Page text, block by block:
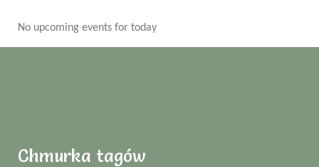
No upcoming events for today
Chmurka tagów